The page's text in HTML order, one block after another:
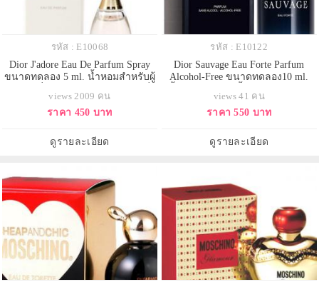
รหัส : E10068
Dior J'adore Eau De Parfum Spray
ขนาดทดลอง 5 ml. น้ำหอมสำหรับผู้
มอบความรู้สึกที่เปรียบเสมือนผู้หญิง
ที่มีบุคลิคอ่อนโยน อ่อนหวาน และดู
เหมาะสำหรับผู้หญิงในยุคนี้เป็นอย่าง
views 2009 คน
ราคา 450 บาท
ดูรายละเอียด
รหัส : E10122
Dior Sauvage Eau Forte Parfum
Alcohol-Free ขนาดทดลอง10 ml.
Parfum ที่ไม่มีแอลกอฮอล์ คนผิวแพ้
ง่ายฉีดลงผิวได้เลย มอบความสดชื่น
กลิ่นหอมหอมหลักของ สไปซ์เซส
เครื่องเทศเย็นสดชื่นลาเวนเดอร์ ไม้
views 41 คน
ราคา 550 บาท
ดูรายละเอียด